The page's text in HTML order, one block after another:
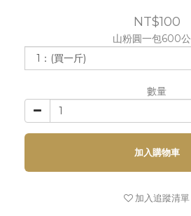
NT$100
山粉圓一包600
數量
加入購物車
加入追蹤清單